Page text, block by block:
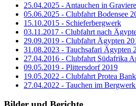
25.04.2025 - Antauchen in
05.06.2025 - Clubfahrt Bodensee
15.10.2015 - Schieferbergwerk
03.11.2017 - Clubfahrt nach
29.09.2019 - Clubfahrt Ägypten
31.08.2023 - Tauchsafari Ägypten
27.04.2016 - Clubfahrt Südafrika
09.05.2019 - Plittersdorf 2019
19.05.2022 - Clubfahrt Protea
27.04.2022 - Tauchen im